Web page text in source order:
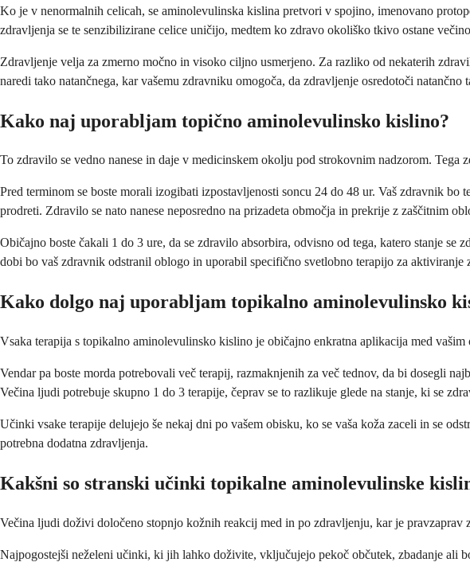
Ko je v nenormalnih celicah, se aminolevulinska kislina pretvori v spojino, imenovano
zdravljenja se te senzibilizirane celice uničijo, medtem ko zdravo okoliško tkivo ostane
Zdravljenje velja za zmerno močno in visoko ciljno usmerjeno. Za razliko od nekaterih
naredi tako natančnega, kar vašemu zdravniku omogoča, da zdravljenje osredotoči natančno
Kako naj uporabljam topično aminolevulinsko kislino?
To zdravilo se vedno nanese in daje v medicinskem okolju pod strokovnim nadzorom. Tega
Pred terminom se boste morali izogibati izpostavljenosti soncu 24 do 48 ur. Vaš zdravnik
prodreti. Zdravilo se nato nanese neposredno na prizadeta območja in prekrije z zaščitnim
Običajno boste čakali 1 do 3 ure, da se zdravilo absorbira, odvisno od tega, katero stanje
dobi bo vaš zdravnik odstranil oblogo in uporabil specifično svetlobno terapijo za aktiviranje
Kako dolgo naj uporabljam topikalno aminolevulinsko
Vsaka terapija s topikalno aminolevulinsko kislino je običajno enkratna aplikacija med
Vendar pa boste morda potrebovali več terapij, razmaknjenih za več tednov, da bi dosegli
Večina ljudi potrebuje skupno 1 do 3 terapije, čeprav se to razlikuje glede na stanje, ki se
Učinki vsake terapije delujejo še nekaj dni po vašem obisku, ko se vaša koža zaceli in se
potrebna dodatna zdravljenja.
Kakšni so stranski učinki topikalne aminolevulinske
Večina ljudi doživi določeno stopnjo kožnih reakcij med in po zdravljenju, kar je
Najpogostejši neželeni učinki, ki jih lahko doživite, vključujejo pekoč občutek, zbadanje ali